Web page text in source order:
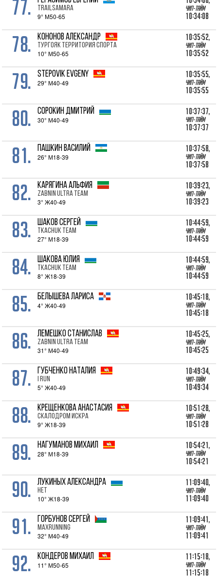
77. TrailSamara
9° М50-65
Чип-тайм
10:34:08
78. КОНОНОВ Александр
Тургояк Территория Спорта
10° М50-65
10:35:52,
Чип-тайм
10:35:52
79. STEPOVIK Evgeny
29° М40-49
10:35:55,
Чип-тайм
10:35:55
80. СОРОКИН Дмитрий
30° М40-49
10:37:37,
Чип-тайм
10:37:37
81. ПАШКИН Василий
26° М18-39
10:37:58,
Чип-тайм
10:37:58
82. КАРЯГИНА Альфия
Zabnin Ultra Team
3° Ж40-49
10:39:23,
Чип-тайм
10:39:23
83. ШАКОВ Сергей
Tkachuk Team
27° М18-39
10:44:59,
Чип-тайм
10:44:59
84. ШАКОВА Юлия
Tkachuk Team
8° Ж18-39
10:44:59,
Чип-тайм
10:44:59
85. БЕЛЫШЕВА Лариса
4° Ж40-49
10:45:18,
Чип-тайм
10:45:18
86. ЛЕМЕШКО Станислав
Zabnin Ultra Team
31° М40-49
10:45:25,
Чип-тайм
10:45:25
87. ГУБЧЕНКО Наталия
I RUN
5° Ж40-49
10:49:34,
Чип-тайм
10:49:34
88. КРЕЩЕНКОВА Анастасия
Скалодром Искра
9° Ж18-39
10:51:28,
Чип-тайм
10:51:28
89. НАГУМАНОВ Михаил
28° М18-39
10:54:21,
Чип-тайм
10:54:21
90. ЛУКИНЫХ Александра
нет
10° Ж18-39
11:09:40,
Чип-тайм
11:09:40
91. ГОРБУНОВ Сергей
MAXRunning
32° М40-49
11:09:41,
Чип-тайм
11:09:41
92. КОНДЕРОВ Михаил
11° М50-65
11:15:18,
Чип-тайм
11:15:18